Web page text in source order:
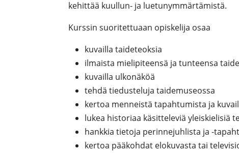
kehittää kuullun- ja luetunymmärtämistä.
Kurssin suoritettuaan opiskelija osaa
kuvailla taideteoksia
ilmaista mielipiteensä ja tunteensa
kuvailla ulkonäköä
tehdä tiedusteluja taidemuseossa
kertoa menneistä tapahtumista ja
lukea historiaa käsitteleviä yleiskielisiä
hankkia tietoja perinnejuhlista ja -
kertoa pääkohdat elokuvasta tai